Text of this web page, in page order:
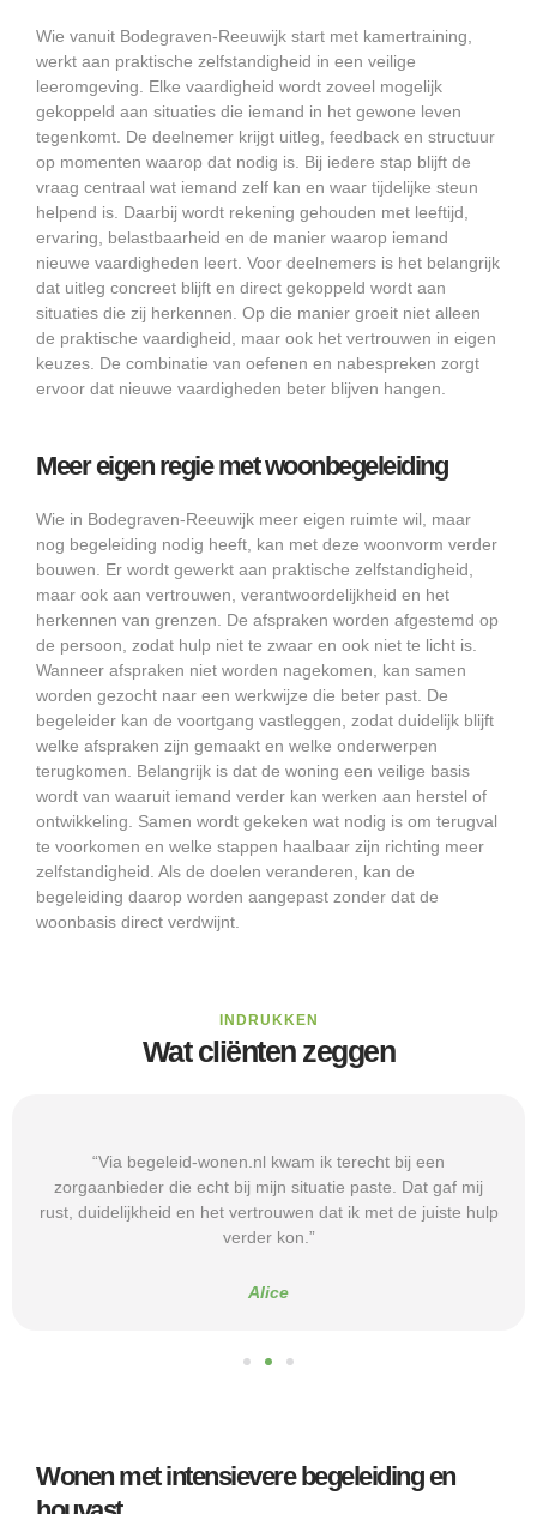
Wie vanuit Bodegraven-Reeuwijk start met kamertraining,
werkt aan praktische zelfstandigheid in een veilige
leeromgeving. Elke vaardigheid wordt zoveel mogelijk
gekoppeld aan situaties die iemand in het gewone leven
tegenkomt. De deelnemer krijgt uitleg, feedback en structuur
op momenten waarop dat nodig is. Bij iedere stap blijft de
vraag centraal wat iemand zelf kan en waar tijdelijke steun
helpend is. Daarbij wordt rekening gehouden met leeftijd,
ervaring, belastbaarheid en de manier waarop iemand
nieuwe vaardigheden leert. Voor deelnemers is het belangrijk
dat uitleg concreet blijft en direct gekoppeld wordt aan
situaties die zij herkennen. Op die manier groeit niet alleen
de praktische vaardigheid, maar ook het vertrouwen in eigen
keuzes. De combinatie van oefenen en nabespreken zorgt
ervoor dat nieuwe vaardigheden beter blijven hangen.
Meer eigen regie met woonbegeleiding
Wie in Bodegraven-Reeuwijk meer eigen ruimte wil, maar
nog begeleiding nodig heeft, kan met deze woonvorm verder
bouwen. Er wordt gewerkt aan praktische zelfstandigheid,
maar ook aan vertrouwen, verantwoordelijkheid en het
herkennen van grenzen. De afspraken worden afgestemd op
de persoon, zodat hulp niet te zwaar en ook niet te licht is.
Wanneer afspraken niet worden nagekomen, kan samen
worden gezocht naar een werkwijze die beter past. De
begeleider kan de voortgang vastleggen, zodat duidelijk blijft
welke afspraken zijn gemaakt en welke onderwerpen
terugkomen. Belangrijk is dat de woning een veilige basis
wordt van waaruit iemand verder kan werken aan herstel of
ontwikkeling. Samen wordt gekeken wat nodig is om terugval
te voorkomen en welke stappen haalbaar zijn richting meer
zelfstandigheid. Als de doelen veranderen, kan de
begeleiding daarop worden aangepast zonder dat de
woonbasis direct verdwijnt.
INDRUKKEN
Wat cliënten zeggen
“Via begeleid-wonen.nl kwam ik terecht bij een
zorgaanbieder die echt bij mijn situatie paste. Dat gaf mij
rust, duidelijkheid en het vertrouwen dat ik met de juiste hulp
verder kon.”
Alice
Wonen met intensievere begeleiding en